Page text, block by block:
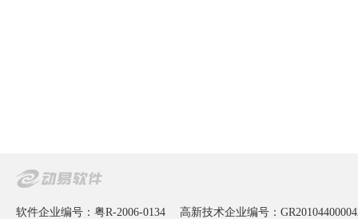
软件企业编号：粤R-2006-0134 高新技术企业编号：